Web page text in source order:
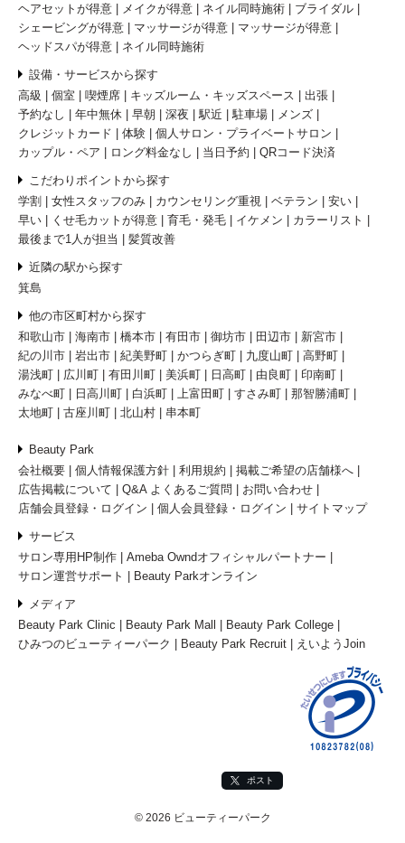
ヘアセットが得意
メイクが得意 ネイル同時施術
ブライダル
シェービングが得意
マッサージが得意
マッサージが得意
ヘッドスパが得意
ネイル同時施術
設備・サービスから探す
高級
個室 喫煙席 キッズルーム・キッズスペース
出張
予約なし
年中無休 早朝 深夜 駅近 駐車場
メンズ
クレジットカード
体験
個人サロン・プライベートサロン
カップル・ペア
ロング料金なし 当日予約 QRコード決済
こだわりポイントから探す
学割
女性スタッフのみ カウンセリング重視 ベテラン
安い
早い
くせ毛カットが得意 育毛・発毛 イケメン
カラーリスト
最後まで1人が担当
髪質改善
近隣の駅から探す
箕島
他の市区町村から探す
和歌山市
海南市 橋本市 有田市 御坊市 田辺市
新宮市
紀の川市
岩出市 紀美野町 かつらぎ町 九度山町
高野町
湯浅町
広川町 有田川町 美浜町 日高町 由良町
印南町
みなべ町
日高川町 白浜町 上富田町 すさみ町
那智勝浦町
太地町
古座川町 北山村 串本町
Beauty Park
会社概要
個人情報保護方針 利用規約
掲載ご希望の店舗様へ
広告掲載について
Q&A よくあるご質問
お問い合わせ
店舗会員登録・ログイン
個人会員登録・ログイン サイトマップ
サービス
サロン専用HP制作
Ameba Owndオフィシャルパートナー
サロン運営サポート
Beauty Parkオンライン
メディア
Beauty Park Clinic
Beauty Park Mall
Beauty Park College
ひみつのビューティーパーク
Beauty Park Recruit えいようJoin
ポスト
© 2026 ビューティーパーク